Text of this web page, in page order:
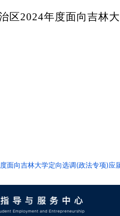
区2024年度面向吉林
面向吉林大学定向选调(政法专项)